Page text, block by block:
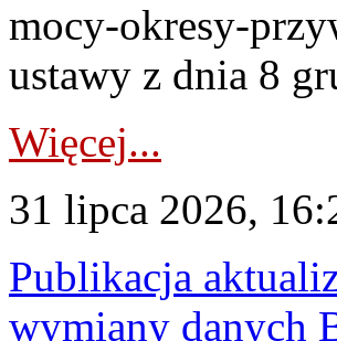
mocy-okresy-
ustawy z dnia 8
Więcej...
31 lipca 2026,
Publikacja
wymiany danych